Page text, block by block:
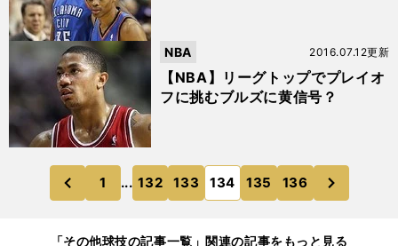
【NBA】リーグトップでプレイオ
フに挑むブルズに黄信号？
2016.07.12更新
NBA
前
のページへ
1 ... 132 133 134 135 136
のページへ
「その他球技の記事一覧」関連の記事をもっと見る